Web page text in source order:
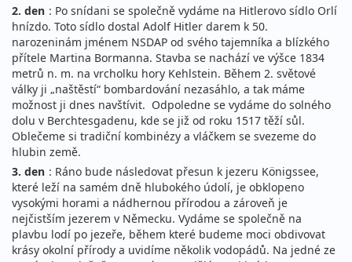
2. den : Po snídani se společně vydáme na Hitlerovo sídlo Orlí
hnízdo. Toto sídlo dostal Adolf Hitler darem k 50.
narozeninám jménem NSDAP od svého tajemníka a blízkého
přítele Martina Bormanna. Stavba se nachází ve výšce 1834
metrů n. m. na vrcholku hory Kehlstein. Během 2. světové
války ji „naštěstí“ bombardování nezasáhlo, a tak máme
možnost ji dnes navštívit. Odpoledne se vydáme do solného
dolu v Berchtesgadenu, kde se již od roku 1517 těží sůl.
Oblečeme si tradiční kombinézy a vláčkem se svezeme do
hlubin země.
3. den : Ráno bude následovat přesun k jezeru Königssee,
které leží na samém dně hlubokého údolí, je obklopeno
vysokými horami a nádhernou přírodou a zároveň je
nejčistším jezerem v Německu. Vydáme se společně na
plavbu lodí po jezeře, během které budeme moci obdivovat
krásy okolní přírody a uvidíme několik vodopádů. Na jedné ze